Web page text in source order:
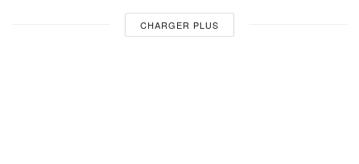
CHARGER PLUS